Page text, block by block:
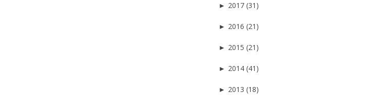
► 2017 (31)
► 2016 (21)
► 2015 (21)
► 2014 (41)
► 2013 (18)